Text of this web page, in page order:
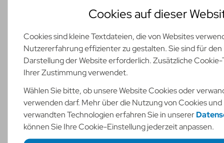
Unternehmen
E-Mail*
Cookies auf dieser
Cookies sind kleine Textdateien, die von Websites
Nutzererfahrung effizienter zu gestalten. Sie sind für
Darstellung der Website erforderlich. Zusätzliche
Ihrer Zustimmung verwendet.
Wählen Sie bitte, ob unsere Website Cookies oder
verwenden darf. Mehr über die Nutzung von Cookies und
verwandten Technologien erfahren Sie in unserer
können Sie Ihre Cookie-Einstellung jederzeit anpassen.